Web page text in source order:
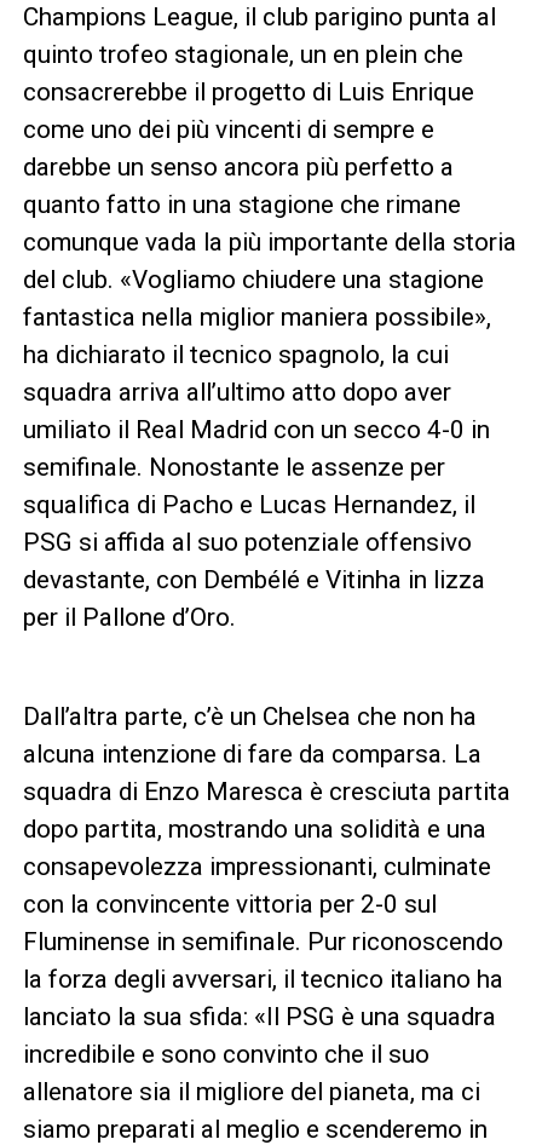
Champions League, il club parigino punta al
quinto trofeo stagionale, un en plein che
consacrerebbe il progetto di Luis Enrique
come uno dei più vincenti di sempre e
darebbe un senso ancora più perfetto a
quanto fatto in una stagione che rimane
comunque vada la più importante della storia
del club. «Vogliamo chiudere una stagione
fantastica nella miglior maniera possibile»,
ha dichiarato il tecnico spagnolo, la cui
squadra arriva all’ultimo atto dopo aver
umiliato il Real Madrid con un secco 4-0 in
semifinale. Nonostante le assenze per
squalifica di Pacho e Lucas Hernandez, il
PSG si affida al suo potenziale offensivo
devastante, con Dembélé e Vitinha in lizza
per il Pallone d’Oro.
Dall’altra parte, c’è un Chelsea che non ha
alcuna intenzione di fare da comparsa. La
squadra di Enzo Maresca è cresciuta partita
dopo partita, mostrando una solidità e una
consapevolezza impressionanti, culminate
con la convincente vittoria per 2-0 sul
Fluminense in semifinale. Pur riconoscendo
la forza degli avversari, il tecnico italiano ha
lanciato la sua sfida: «Il PSG è una squadra
incredibile e sono convinto che il suo
allenatore sia il migliore del pianeta, ma ci
siamo preparati al meglio e scenderemo in